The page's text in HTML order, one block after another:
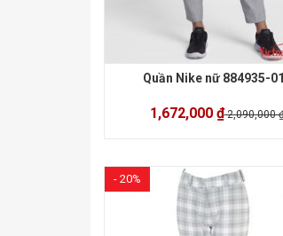
Quần Nike nữ 884935-
1,672,000 ₫2,090,000
- 20%